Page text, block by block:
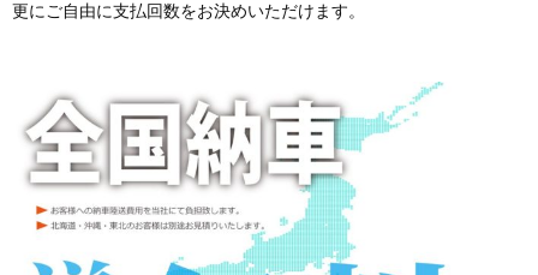
更にご自由に支払回数をお決めいただけます。